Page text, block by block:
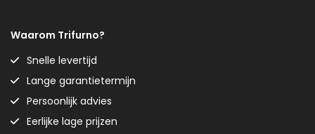
Waarom Trifurno?
Snelle levertijd
Lange garantietermijn
Persoonlijk advies
Eerlijke lage prijzen